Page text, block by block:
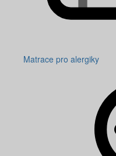
Matrace pro alergiky